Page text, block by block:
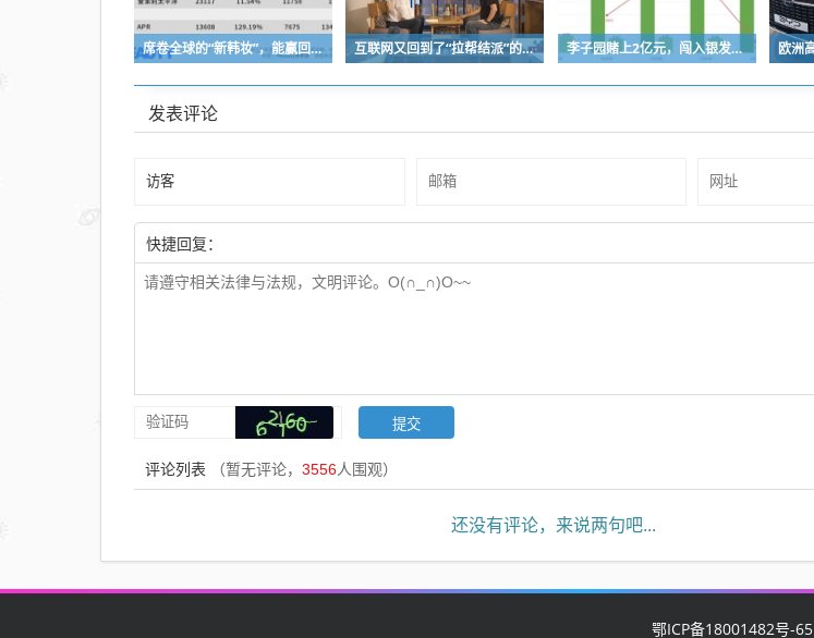
席卷全球的“新韩妆”，能赢回中国消费者吗？ 互联网又回到了“拉帮结派”的时代 李子园赌上2亿元，闯入银发市场
发表评论
快捷回复：
评论列表 （暂无评论， 3556人围观）
还没有评论，来说两句吧...
鄂ICP备18001482号-65